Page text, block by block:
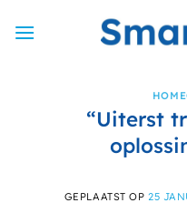
naar
“Uiterst
GEPLAATST OP 25